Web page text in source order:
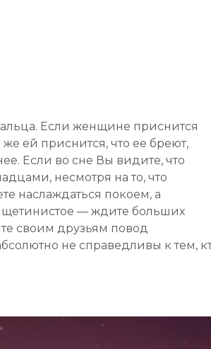
Если женщине приснится
ей приснится, что ее бреют,
Если во сне Вы видите, что
несмотря на то, что
наслаждаться покоем, а
щетинистое — ждите больших
своим друзьям повод
не справедливы к тем,